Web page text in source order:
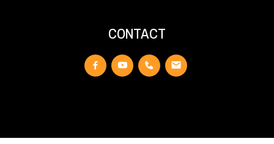
CONTACT